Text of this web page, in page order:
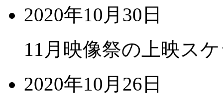
2020年10月30日
11月映像祭の上映ス
2020年10月26日